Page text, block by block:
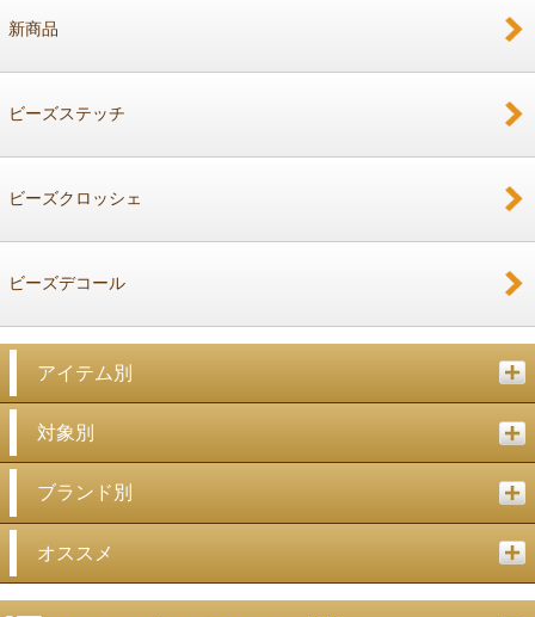
新商品
ビーズステッチ
ビーズクロッシェ
ビーズデコール
アイテム別
対象別
ブランド別
オススメ